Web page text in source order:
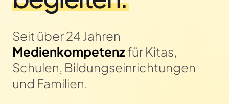
Seit über 24 Jahren
Medienkompetenzfür Kitas,
Schulen, Bildungseinrichtungen
und Familien.